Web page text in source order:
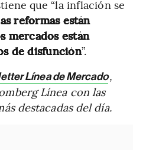
que “la inflación se
reformas están
mercados están
de disfunción”.
Línea de Mercado,
Línea con las
destacadas del día.